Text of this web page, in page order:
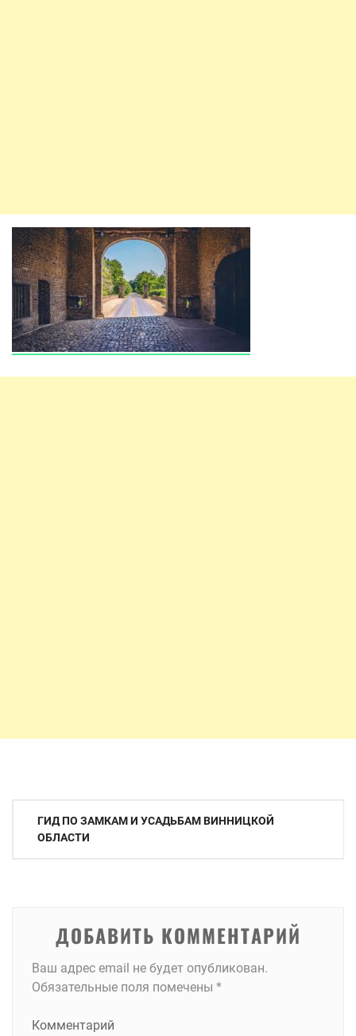
Навигация
ГИД ПО ЗАМКАМ И УСАДЬБАМ ВИННИЦКОЙ
ОБЛАСТИ
ДОБАВИТЬ КОММЕНТАРИЙ
Ваш адрес email не будет опубликован.
Обязательные поля помечены *
Комментарий